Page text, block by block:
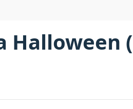
Halloween